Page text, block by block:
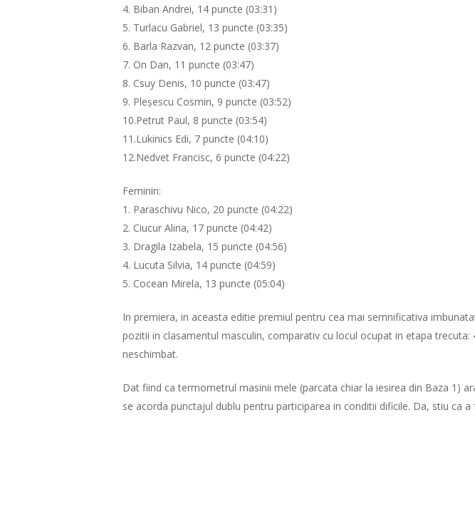
4. Biban Andrei, 14 puncte (03:31)
5. Turlacu Gabriel, 13 puncte (03:35)
6. Barla Razvan, 12 puncte (03:37)
7. On Dan, 11 puncte (03:47)
8. Csuy Denis, 10 puncte (03:47)
9. Pleșescu Cosmin, 9 puncte (03:52)
10.Petrut Paul, 8 puncte (03:54)
11.Lukinics Edi, 7 puncte (04:10)
12.Nedvet Francisc, 6 puncte (04:22)
Feminin:
1. Paraschivu Nico, 20 puncte (04:22)
2. Ciucur Alina, 17 puncte (04:42)
3. Dragila Izabela, 15 puncte (04:56)
4. Lucuta Silvia, 14 puncte (04:59)
5. Cocean Mirela, 13 puncte (05:04)
In premiera, in aceasta editie premiul pentru cea mai semnificativa
pozitii in clasamentul masculin, comparativ cu locul ocupat in etapa
neschimbat.
Dat fiind ca termometrul masinii mele (parcata chiar la iesirea din Baza 1)
se acorda punctajul dublu pentru participarea in conditii dificile. Da, stiu ca